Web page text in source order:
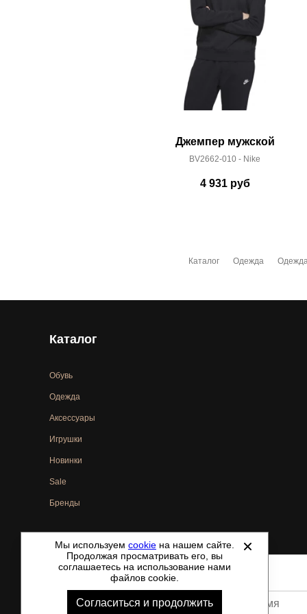
Джемпер мужской
BV2662-010 - Nike
4 931руб
Каталог Одежда
Каталог
Обувь
Одежда
Аксессуары
Игрушки
Новинки
Sale
Бренды
©2021-2026 - ShoesTown.ru - все права защищены.
Мы используем cookie на нашем сайте.
Продолжая просматривать его, вы
соглашаетесь на использование нами
файлов cookie.
Согласиться и продолжить Ваше имя